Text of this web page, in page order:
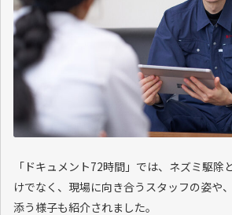
「ドキュメント72時間」では、ネズミ駆除
けでなく、現場に向き合うスタッフの姿や
添う様子も紹介されました。